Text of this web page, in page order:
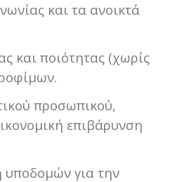
και τα ανοικτά
και ποιότητας (χωρίς
προσωπικού,
επιβάρυνση
υποδομών για την